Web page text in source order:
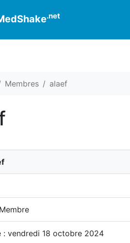
.net
Membres alaef
: vendredi 18 octobre 2024